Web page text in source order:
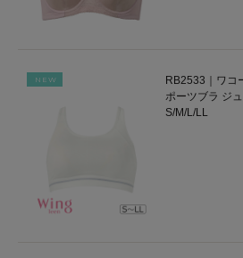
NEW
RB2533｜ワコ
ポーツブラ ジ
S/M/L/LL